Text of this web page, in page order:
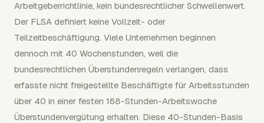
Arbeitgeberrichtlinie, kein bundesrechtlicher Schwellenwert.
Der FLSA definiert keine Vollzeit- oder
Teilzeitbeschäftigung. Viele Unternehmen beginnen
dennoch mit 40 Wochenstunden, weil die
bundesrechtlichen Überstundenregeln verlangen, dass
erfasste nicht freigestellte Beschäftigte für Arbeitsstunden
über 40 in einer festen 168-Stunden-Arbeitswoche
Überstundenvergütung erhalten. Diese 40-Stunden-Basis